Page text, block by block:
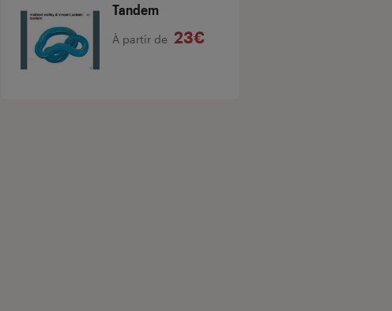
Tandem
À partir de 23€